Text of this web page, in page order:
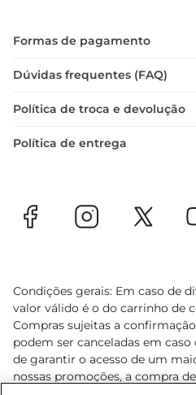
Formas de pagamento
Dúvidas frequentes (FAQ)
Política de troca e devolução
Política de entrega
Condições gerais: Em caso de
valor válido é o do carrinho de
Compras sujeitas a
podem ser canceladas em
de garantir o acesso de um
nossas promoções, a compra